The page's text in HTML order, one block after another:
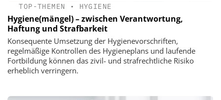
TOP-THEMEN • HYGIENE
Hygiene(mängel) – zwischen Verantwortung,
Haftung und Strafbarkeit
Konsequente Umsetzung der Hygienevorschriften,
regelmäßige Kontrollen des Hygieneplans und laufende
Fortbildung können das zivil- und strafrechtliche Risiko
erheblich verringern.